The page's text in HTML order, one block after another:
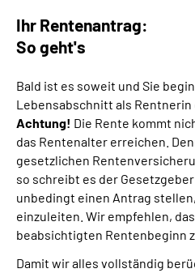
Ihr Rentenantrag:
So geht's
Bald ist es soweit und Sie
Lebensabschnitt als Rentnerin
Achtung! Die Rente kommt
das Rentenalter erreichen.
gesetzlichen
so schreibt es der
unbedingt einen Antrag
einzuleiten. Wir empfehlen,
beabsichtigten Rentenbeginn
Damit wir alles vollständig